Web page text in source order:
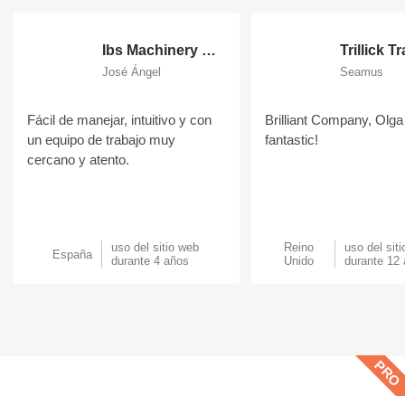
Ibs Machinery S.L.
José Ángel
Fácil de manejar, intuitivo y con
un equipo de trabajo muy
cercano y atento.
España
uso del sitio web
durante 4 años
Trillick
Seamus
Brilliant Company,
fantastic!
Reino
Unido
uso del
durante 12